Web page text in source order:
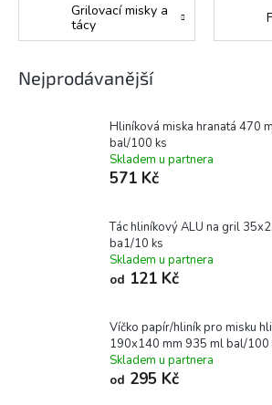
Grilovací misky a
tácy
Nejprodávanější
Hliníková miska hranatá 470
bal/100 ks
Skladem u partnera
571 Kč
Tác hliníkový ALU na gril
ba1/10 ks
Skladem u partnera
od 121 Kč
Víčko papír/hliník pro misku
190x140 mm 935 ml bal/100
Skladem u partnera
od 295 Kč